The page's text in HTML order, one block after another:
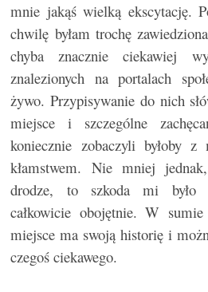
mnie jakąś wielką ekscytację.
chwilę byłam trochę
chyba znacznie ciekawiej
znalezionych na portalach
żywo. Przypisywanie do nich
miejsce i szczególne
koniecznie zobaczyli byłoby
kłamstwem. Nie mniej
drodze, to szkoda mi było
całkowicie obojętnie. W
miejsce ma swoją historię i
czegoś ciekawego.